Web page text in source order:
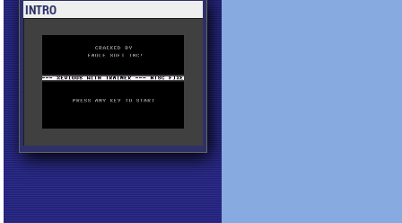
INTRO